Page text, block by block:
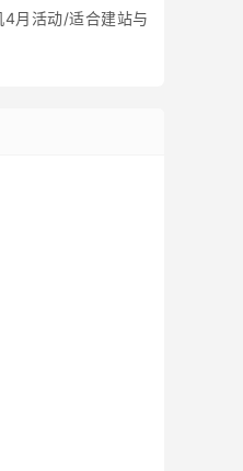
月活动/适合建站与